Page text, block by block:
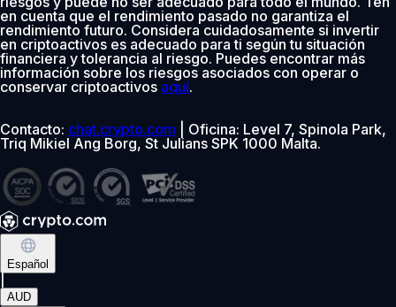
en cuenta que el rendimiento pasado no garantiza el
rendimiento futuro. Considera cuidadosamente si invertir
en criptoactivos es adecuado para ti según tu situación
financiera y tolerancia al riesgo. Puedes encontrar más
información sobre los riesgos asociados con operar o
conservar criptoactivos aquí.
Contacto: chat.crypto.com | Oficina: Level 7, Spinola Park,
Triq Mikiel Ang Borg, St Julians SPK 1000 Malta.
Español
AUD